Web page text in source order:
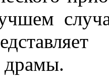
драмы.